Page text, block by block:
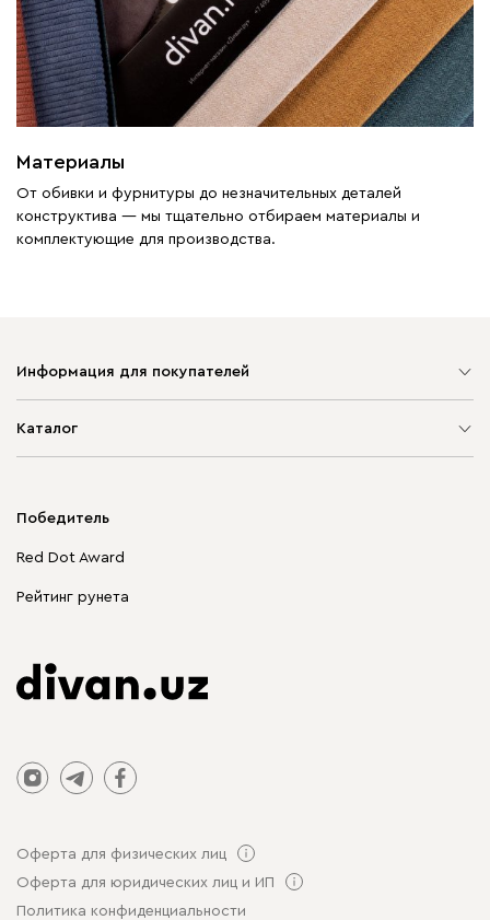
Материалы
От обивки и фурнитуры до незначительных деталей
конструктива — мы тщательно отбираем материалы и
комплектующие для производства.
Информация для покупателей
Каталог
Победитель
Red Dot Award
Рейтинг рунета
Оферта для физических лиц
Оферта для юридических лиц и ИП
Политика конфиденциальности